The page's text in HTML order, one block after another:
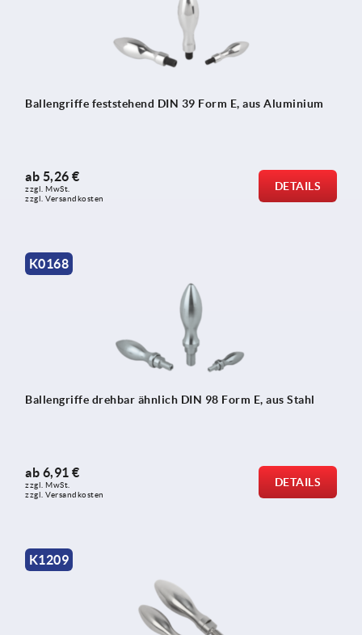
Ballengriffe feststehend DIN 39 Form E, aus Aluminium
ab 5,26 €
zzgl. MwSt.
zzgl. Versandkosten
DETAILS
K0168
Ballengriffe drehbar ähnlich DIN 98 Form E, aus Stahl
ab 6,91 €
zzgl. MwSt.
zzgl. Versandkosten
DETAILS
K1209